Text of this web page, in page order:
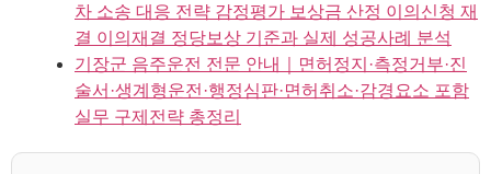
차 소송 대응 전략 감정평가 보상금 산정 이의신청 재
결 이의재결 정당보상 기준과 실제 성공사례 분석
기장군 음주운전 전문 안내｜면허정지·측정거부·진
술서·생계형운전·행정심판·면허취소·감경요소 포함
실무 구제전략 총정리